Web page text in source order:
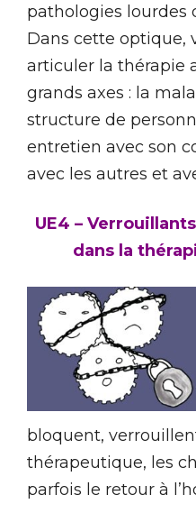
pathologies lourdes
Dans cette optique,
articuler la thérapie
grands axes : la
structure de
entretien avec son
avec les autres et
UE4 –
dans la
bloquent,
thérapeutique, les
parfois le retour à